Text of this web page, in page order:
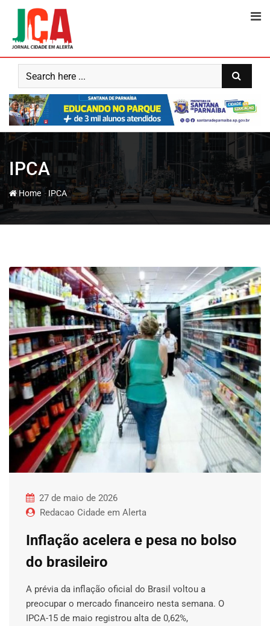
content
IPCA
Home- IPCA
27 de maio de 2026
Redacao Cidade em Alerta
Inflação acelera e pesa no bolso
do brasileiro
A prévia da inflação oficial do Brasil voltou a
preocupar o mercado financeiro nesta semana. O
IPCA-15 de maio registrou alta de 0,62%,